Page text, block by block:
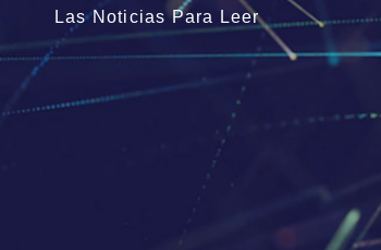
Las Noticias Para Leer